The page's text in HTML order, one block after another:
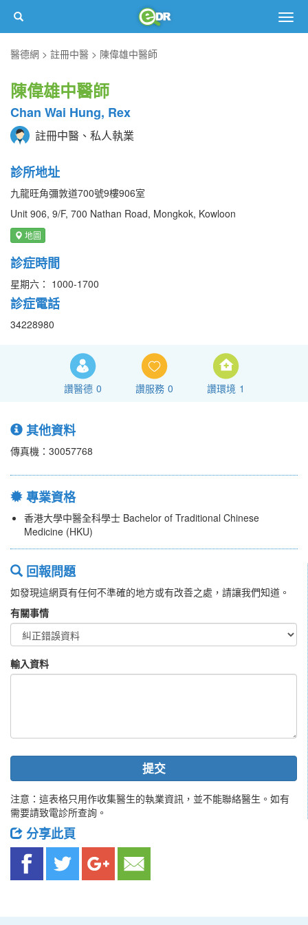
醫德網
註冊中醫 陳偉雄中醫師
陳偉雄中醫師
Chan Wai Hung, Rex
註冊中醫、私人執業
診所地址
九龍旺角彌敦道700號9樓906室
Unit 906, 9/F, 700 Nathan Road, Mongkok, Kowloon
地圖
診症時間
星期六： 1000-1700
診症電話
34228980
讚醫德 0 讚服務 0 讚環境 1
其他資料
傳真機：30057768
專業資格
香港大學中醫全科學士 Bachelor of Traditional Chinese
Medicine (HKU)
回報問題
如發現這網頁有任何不準確的地方或有改善之處，請讓我們知道。
有關事情
輸入資料
提交
注意：這表格只用作收集醫生的執業資訊，並不能聯絡醫生。如有
需要請致電診所查詢。
分享此頁